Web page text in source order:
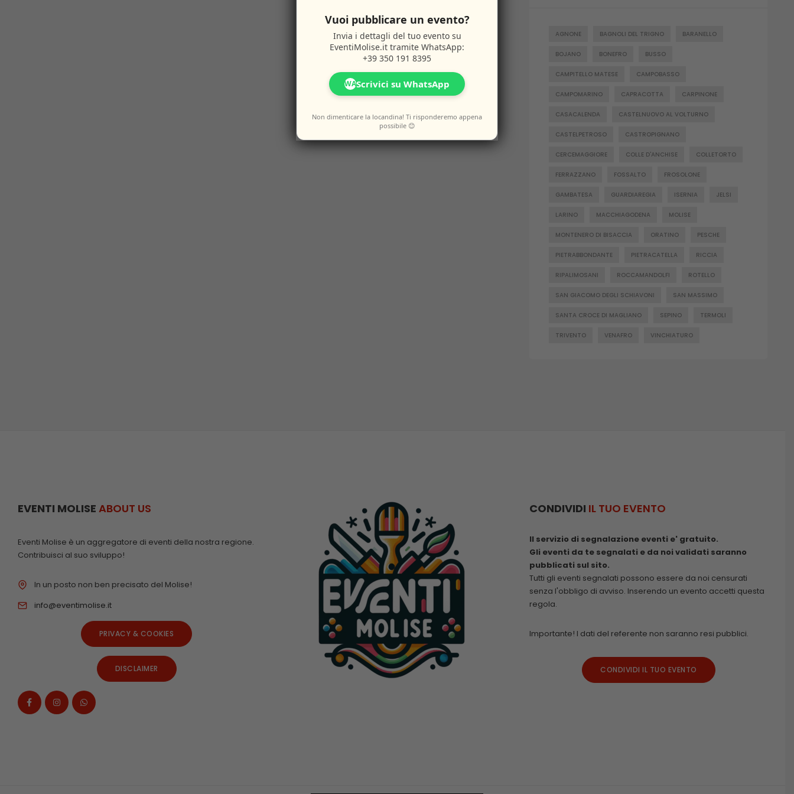
AGNONE BAGNOLI DEL TRIGNO BARANELLO
BOJANO BONEFRO BUSSO
CAMPITELLO MATESE CAMPOBASSO
CAMPOMARINO CAPRACOTTA CARPINONE
CASACALENDA CASTELNUOVO AL VOLTURNO
CASTELPETROSO CASTROPIGNANO
CERCEMAGGIORE COLLE D'ANCHISE COLLETORTO
FERRAZZANO FOSSALTO FROSOLONE
GAMBATESA GUARDIAREGIA ISERNIA JELSI
LARINO MACCHIAGODENA MOLISE
MONTENERO DI BISACCIA ORATINO PESCHE
PIETRABBONDANTE PIETRACATELLA RICCIA
RIPALIMOSANI ROCCAMANDOLFI ROTELLO
SAN GIACOMO DEGLI SCHIAVONI SAN MASSIMO
SANTA CROCE DI MAGLIANO SEPINO TERMOLI
TRIVENTO VENAFRO VINCHIATURO
EVENTI MOLISE ABOUT US
Eventi Molise è un aggregatore di eventi della nostra regione.
Contribuisci al suo sviluppo!
In un posto non ben precisato del Molise!
info@eventimolise.it
PRIVACY & COOKIES
DISCLAIMER
CONDIVIDI IL TUO EVENTO
Il servizio di segnalazione eventi e' gratuito.
Gli eventi da te segnalati e da noi validati saranno
pubblicati sul sito.
Tutti gli eventi segnalati possono essere da noi censurati
senza l'obbligo di avviso. Inserendo un evento accetti questa
regola.
Importante! I dati del referente non saranno resi pubblici.
CONDIVIDI IL TUO EVENTO
Vuoi pubblicare un evento?
Invia i dettagli del tuo evento su
EventiMolise.it tramite WhatsApp:
+39 350 191 8395
WAScrivici su WhatsApp
Non dimenticare la locandina! Ti risponderemo appena
possibile 😊